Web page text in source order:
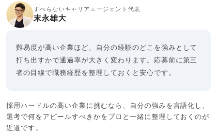
すべらないキャリアエージェント代表
末永雄大
難易度が高い企業ほど、自分の経験のどこを強みとして
打ち出すかで通過率が大きく変わります。応募前に第三
者の目線で職務経歴を整理しておくと安心です。
採用ハードルの高い企業に挑むなら、自分の強みを言語化し、
選考で何をアピールすべきかをプロと一緒に整理しておくのが
近道です。